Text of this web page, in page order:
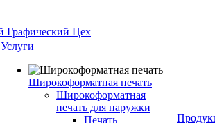
Услуги
Широкоформатная печать
Широкоформатная
печать для наружки
Печать